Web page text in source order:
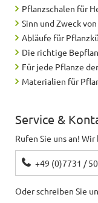
Pflanzschalen für
Sinn und Zweck
Abläufe für
Die richtige
Für jede Pflanze
Materialien für
Service &
Rufen Sie uns an!
+49 (0)7731 /
Oder schreiben Sie